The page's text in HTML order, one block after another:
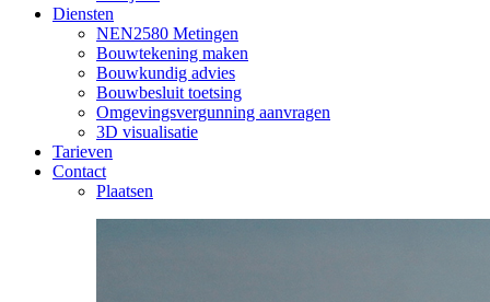
Diensten
NEN2580 Metingen
Bouwtekening maken
Bouwkundig advies
Bouwbesluit toetsing
Omgevingsvergunning aanvragen
3D visualisatie
Tarieven
Contact
Plaatsen